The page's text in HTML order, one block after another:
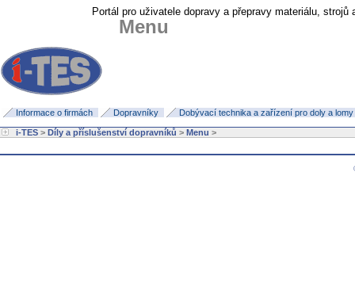
Portál pro uživatele dopravy a přepravy materiálu,
Menu
Informace o firmách Dopravníky Dobývací technika a zařízení pro doly a lomy
i-TES > Díly a příslušenství dopravníků > Menu >